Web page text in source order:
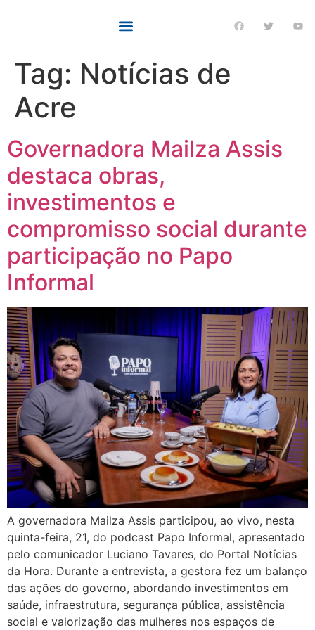
Tag: Notícias de
Acre
Governadora Mailza Assis
destaca obras,
investimentos e
compromisso social durante
participação no Papo
Informal
A governadora Mailza Assis participou, ao vivo, nesta
quinta-feira, 21, do podcast Papo Informal, apresentado
pelo comunicador Luciano Tavares, do Portal Notícias
da Hora. Durante a entrevista, a gestora fez um balanço
das ações do governo, abordando investimentos em
saúde, infraestrutura, segurança pública, assistência
social e valorização das mulheres nos espaços de